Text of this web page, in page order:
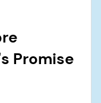
Promise